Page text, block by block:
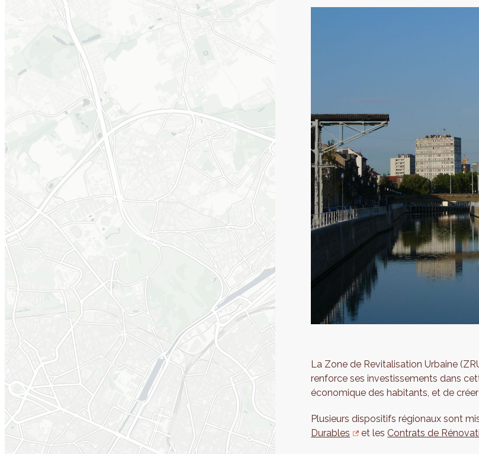
La Zone de Revitalisation Urbaine
renforce ses investissements dans
économique des habitants, et de
Plusieurs dispositifs régionaux sont
Durables
et lesContrats de